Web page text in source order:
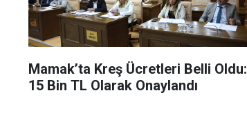
Mamak’ta Kreş Ücretleri Belli Oldu:
15 Bin TL Olarak Onaylandı